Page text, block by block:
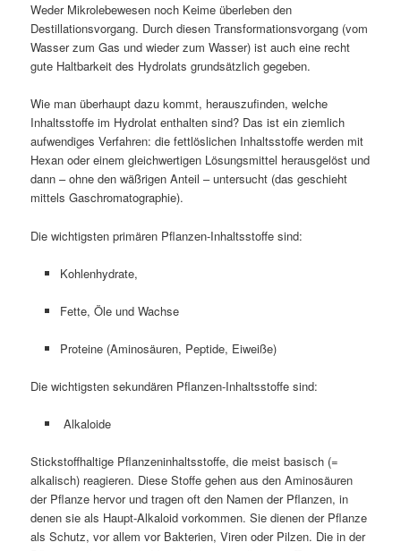
Weder Mikrolebewesen noch Keime überleben den
Destillationsvorgang. Durch diesen Transformationsvorgang (vom
Wasser zum Gas und wieder zum Wasser) ist auch eine recht
gute Haltbarkeit des Hydrolats grundsätzlich gegeben.
Wie man überhaupt dazu kommt, herauszufinden, welche
Inhaltsstoffe im Hydrolat enthalten sind? Das ist ein ziemlich
aufwendiges Verfahren: die fettlöslichen Inhaltsstoffe werden mit
Hexan oder einem gleichwertigen Lösungsmittel herausgelöst und
dann – ohne den wäßrigen Anteil – untersucht (das geschieht
mittels Gaschromatographie).
Die wichtigsten primären Pflanzen-Inhaltsstoffe sind:
Kohlenhydrate,
Fette, Öle und Wachse
Proteine (Aminosäuren, Peptide, Eiweiße)
Die wichtigsten sekundären Pflanzen-Inhaltsstoffe sind:
Alkaloide
Stickstoffhaltige Pflanzeninhaltsstoffe, die meist basisch (=
alkalisch) reagieren. Diese Stoffe gehen aus den Aminosäuren
der Pflanze hervor und tragen oft den Namen der Pflanzen, in
denen sie als Haupt-Alkaloid vorkommen. Sie dienen der Pflanze
als Schutz, vor allem vor Bakterien, Viren oder Pilzen. Die in der